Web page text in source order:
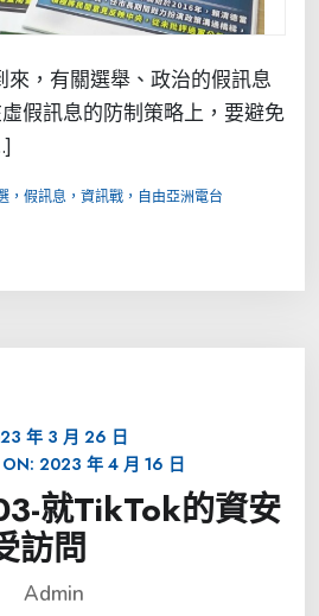
，有關選舉、政治的假訊息
假訊息的防制策略上，要避免
，假訊息，資訊戰，自由亞洲電台
年 3 月 26 日
ON: 2023 年 4 月 16 日
就TikTok的資安
訪問
Admin